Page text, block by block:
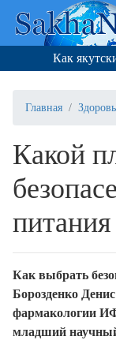
Как
Главная
Какой
питания
Как выбрать
Борозденко
фармакологии
младший